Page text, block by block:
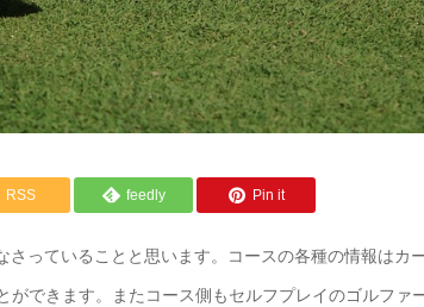
RSS feedly Pin it
っていることと思います。コースの各種の情報はカ
ができます。またコース側もセルフプレイのゴルファ